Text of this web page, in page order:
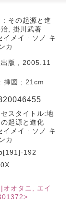
: その起源と進
, 掛川武著
イメイ : ソノ キ
カ
版 , 2005.11
挿図 ; 21cm
スタイトル:地
起源と進化
イメイ : ソノ キ
カ
192
オオタニ, エイ